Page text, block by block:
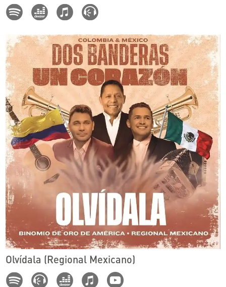
Olvídala (Regional Mexicano)